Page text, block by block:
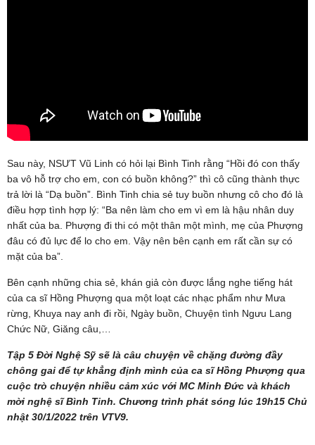
Sau này, NSƯT Vũ Linh có hỏi lại Bình Tinh rằng “Hồi đó con thấy
ba vô hỗ trợ cho em, con có buồn không?” thì cô cũng thành thực
trả lời là “Dạ buồn”. Bình Tinh chia sẻ tuy buồn nhưng cô cho đó là
điều hợp tình hợp lý: “Ba nên làm cho em vì em là hậu nhân duy
nhất của ba. Phượng đi thi có một thân một mình, mẹ của Phượng
đâu có đủ lực để lo cho em. Vậy nên bên cạnh em rất cần sự có
mặt của ba”.
Bên cạnh những chia sẻ, khán giả còn được lắng nghe tiếng hát
của ca sĩ Hồng Phượng qua một loạt các nhạc phẩm như Mưa
rừng, Khuya nay anh đi rồi, Ngày buồn, Chuyện tình Ngưu Lang
Chức Nữ, Giăng câu,…
Tập 5 Đời Nghệ Sỹ sẽ là câu chuyện về chặng đường đầy
chông gai để tự khẳng định mình của ca sĩ Hồng Phượng qua
cuộc trò chuyện nhiều cảm xúc với MC Minh Đức và khách
mời nghệ sĩ Bình Tinh. Chương trình phát sóng lúc 19h15 Chủ
nhật 30/1/2022 trên VTV9.